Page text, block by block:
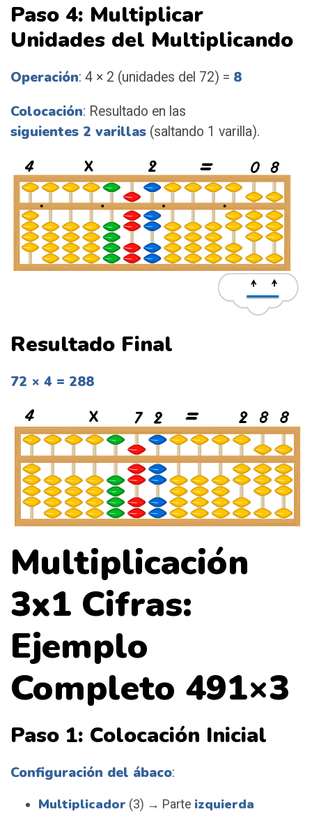
Paso 4: Multiplicar
Unidades del Multiplicando
Operación: 4 × 2 (unidades del 72) = 8
Colocación: Resultado en las
siguientes 2 varillas (saltando 1 varilla).
Resultado Final
72 × 4 = 288
Multiplicación
3x1 Cifras:
Ejemplo
Completo 491×3
Paso 1: Colocación Inicial
Configuración del ábaco:
Multiplicador (3) → Parte izquierda